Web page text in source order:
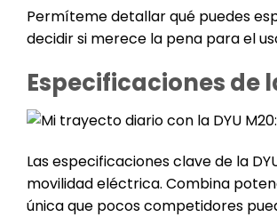
Permíteme detallar qué puedes
decidir si merece la pena para el
Especificaciones de
Las especificaciones clave de la
movilidad eléctrica. Combina
única que pocos competidores